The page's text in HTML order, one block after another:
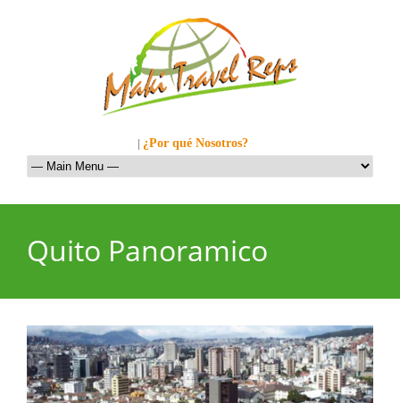
| ¿Por qué Nosotros?
Quito Panoramico